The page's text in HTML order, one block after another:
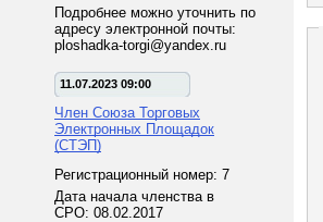
Подробнее можно уточнить по
адресу электронной почты:
ploshadka-torgi@yandex.ru
11.07.2023 09:00
Член Союза Торговых
Электронных Площадок
(СТЭП)
Регистрационный номер: 7
Дата начала членства в
СРО: 08.02.2017